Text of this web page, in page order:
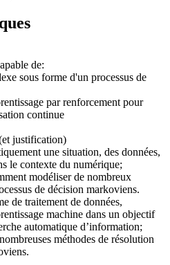
de:
sous forme d'un processus de
par renforcement pour
continue
justification)
une situation, des données,
le contexte du numérique;
modéliser de nombreux
de décision markoviens.
de traitement de données,
machine dans un objectif
automatique d’information;
méthodes de résolution